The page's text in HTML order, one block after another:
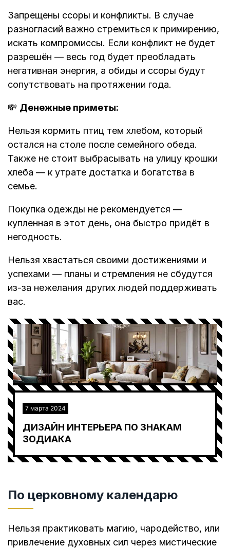
Запрещены ссоры и конфликты. В случае
разногласий важно стремиться к примирению,
искать компромиссы. Если конфликт не будет
разрешён — весь год будет преобладать
негативная энергия, а обиды и ссоры будут
сопутствовать на протяжении года.
💸 Денежные приметы:
Нельзя кормить птиц тем хлебом, который
остался на столе после семейного обеда.
Также не стоит выбрасывать на улицу крошки
хлеба — к утрате достатка и богатства в
семье.
Покупка одежды не рекомендуется —
купленная в этот день, она быстро придёт в
негодность.
Нельзя хвастаться своими достижениями и
успехами — планы и стремления не сбудутся
из-за нежелания других людей поддерживать
вас.
7 марта 2024
ДИЗАЙН ИНТЕРЬЕРА ПО ЗНАКАМ
ЗОДИАКА
По церковному календарю
Нельзя практиковать магию, чародейство, или
привлечение духовных сил через мистические